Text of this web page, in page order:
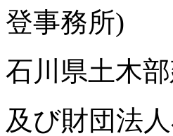
登事務所)
石川県土木
及び財団法